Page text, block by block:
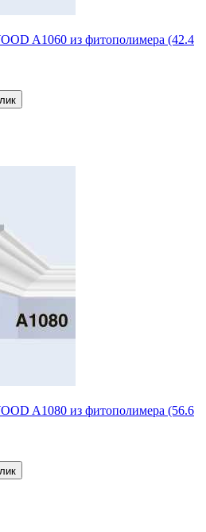
A1060 из фитополимера (42.4
A1080 из фитополимера (56.6